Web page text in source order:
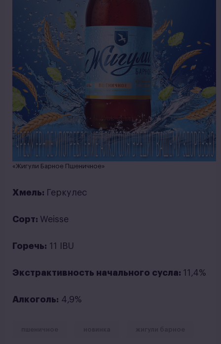
«Жигули Барное Пшеничное»
Хмель: Геркулес
Сорт: Weisse
Горечь: 11 IBU
Экстрактивность начального сусла: 11,4%
Алкоголь: 4,9%